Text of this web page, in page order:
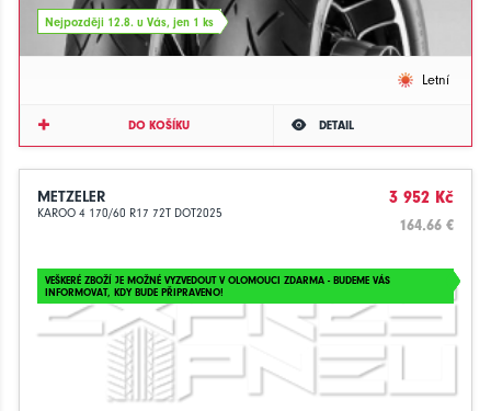
Nejpozději 12.8. u Vás, jen 1 ks
Letní
DO KOŠÍKU DETAIL
METZELER
KAROO 4 170/60 R17 72T DOT2025
3 952 Kč
164.66 €
VEŠKERÉ ZBOŽÍ JE MOŽNÉ VYZVEDOUT V OLOMOUCI ZDARMA - BUDEME VÁS
INFORMOVAT, KDY BUDE PŘIPRAVENO!